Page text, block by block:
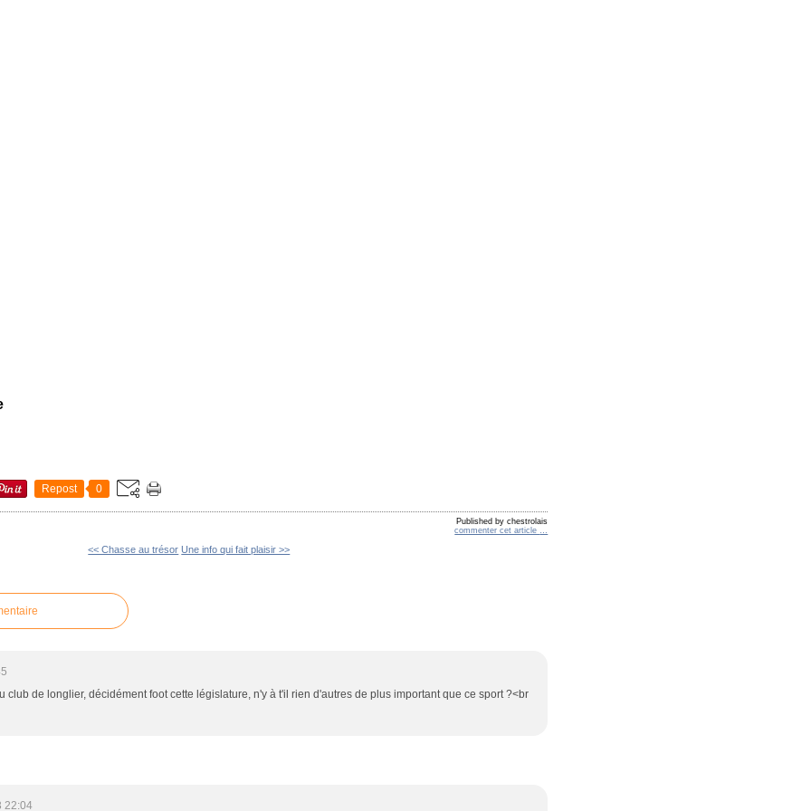
Repost 0
Published by chestrolais
commenter cet article
<< Chasse au trésor Une info qui fait plaisir >>
club de longlier, décidément foot cette législature, n'y à t'il rien d'autres de plus important que ce sport ?<br
22:04